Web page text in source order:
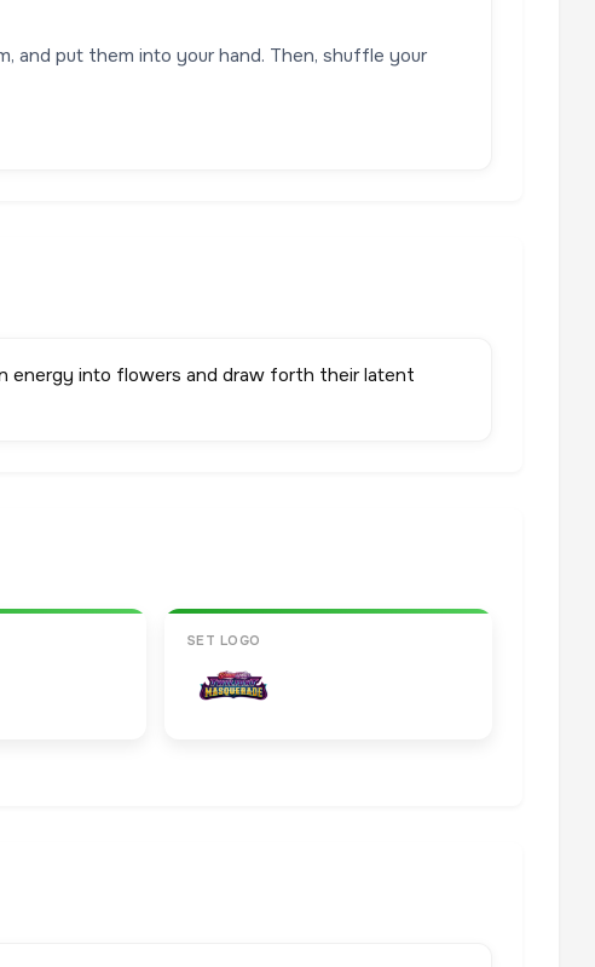
and put them into your hand. Then, shuffle your
energy into flowers and draw forth their latent
SET LOGO